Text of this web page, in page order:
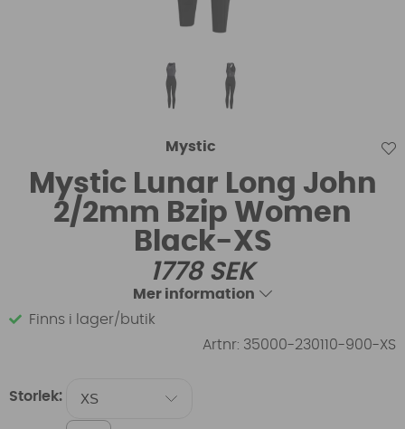
Mystic
Mystic Lunar Long John
2/2mm Bzip Women
Black-XS
1778SEK
Mer information
Finns i lager/butik
Artnr: 35000-230110-900-XS
Storlek: